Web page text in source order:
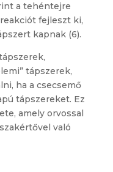
a tehéntejre
fejleszt ki,
kapnak (6).
tápszerek,
ha a csecsemő
tápszereket. Ez
amely orvossal
való